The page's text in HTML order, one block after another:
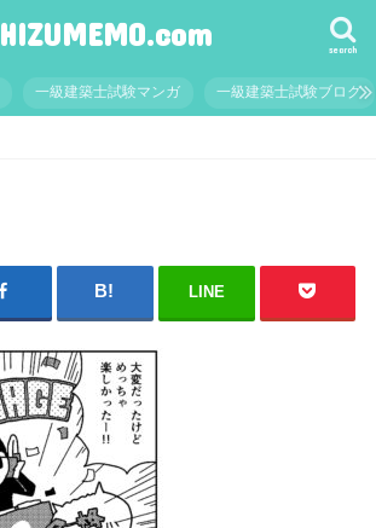
HIZUMEMO.com search
一級建築士試験マンガ 一級建築士試験ブログ
LINE